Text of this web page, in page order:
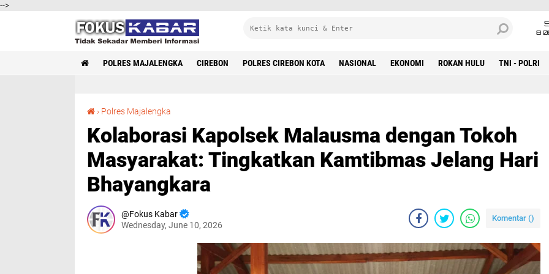
-->
8
POLRES MAJALENGKA CIREBON POLRES CIREBON KOTA NASIONAL EKONOMI ROKAN HULU TNI - POLRI
› Polres Majalengka
Kolaborasi Kapolsek Malausma dengan Tokoh
Masyarakat: Tingkatkan Kamtibmas Jelang Hari
Bhayangkara
Fokus Kabar
Wednesday, June 10, 2026
Komentar ()